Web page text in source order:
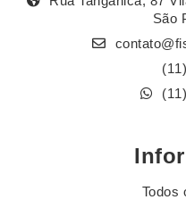
São
Todos